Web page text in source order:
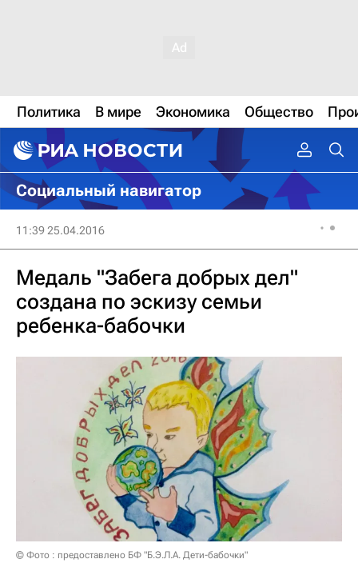
Политика В мире Экономика Общество
Социальный навигатор
11:39 25.04.2016
Медаль "Забега добрых дел"
создана по эскизу семьи
ребенка-бабочки
© Фото : предоставлено БФ "Б.Э.Л.А. Дети-бабочки"